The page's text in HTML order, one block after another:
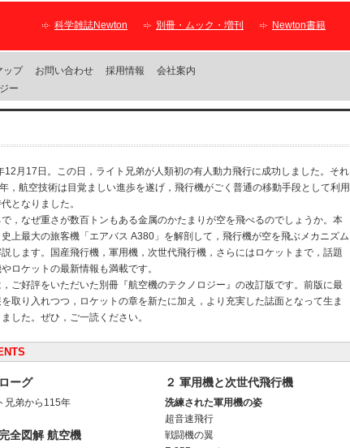
科学雑誌Newton 別冊・ムック・増刊 Newton書籍
ップ お問い合わせ 採用情報
会社案内
ー
月17日。この日，ライト兄弟が人類初の有人動力飛行に成功しました。それ
，航空技術は目覚ましい進歩を遂げ，飛行機がごく普通の移動手段として利用
となりました。
，なぜ重さが数百トンもある金属のかたまりが空を飛べるのでしょうか。本
上最大の旅客機「エアバス A380」を解剖して，飛行機が空を飛ぶメカニズム
します。国産飛行機，軍用機，次世代飛行機，さらにはロケットまで，話題
ロケットの最新情報も満載です。
ご好評をいただいた別冊『航空機のテクノロジー』の改訂版です。前版に最
取り入れつつ，ロケットの章を新たに加え，より充実した誌面となって生ま
した。ぜひ，ご一読ください。
ーグ
兄弟から115年
全図解 航空機
２ 軍用機と次世代飛行機
洗練された軍用機の姿
超音速飛行
戦闘機の翼